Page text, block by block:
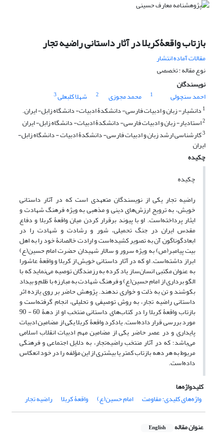
بازتاب واقعۀکربلا در آثار داستانی راضیه تجار
مقالات آماده انتشار
نوع مقاله : تخصصی
نویسندگان
احمد سنچولی
1 محمد مجوزی 2 شهلا کلبعلی3
1 دانشیار- زبان و ادبیات فارسی- دانشکدۀ ادبیات- دانشگاه زابل- ایران.
2استادیار- زبان و ادبیات فارسی- دانشکدۀ ادبیات- دانشگاه زابل- ایران
3کارشناسی ارشد زبان و ادبیات فارسی- دانشکدۀ ادبیات - دانشگاه زابل-
ایران
چکیده
چکیده
راضیه تجار یکی از نویسندگان متعهدی است که در آثار داستانی
خویش، به ترویج ارزش‌های دینی و مذهبی به ویژه فرهنگ شهادت و
ایثار پرداخته‌است. او با پیوند برقرار کردن میان واقعۀ کربلا و دفاع
مقدس ایران در جنگ تحمیلی، شور و رشادت و شهادت را در
ابعادگوناگون آن به تصویر کشیده‌است و ارادت خالصانۀ خود را به اهل
بیت پیامبر(ص) به ویژه سرور و سالار شهیدان حضرت امام حسین(ع)
ابراز داشته‌است. او که در آثار داستانی خویش از کربلا و واقعۀ عاشورا
به عنوان مکتبی انسان‌ساز یاد کرده به رزمندگان توصیه می‌نماید که با
الگو برداری از امام حسین(ع) و فرهنگ شهادت‌ به مبارزه با ظلم و بیداد
بکوشند و تن به ذلت و خواری ندهند. پژوهش حاضر بر روی یازده اثر
داستانی راضیه تجار، به روش توصیفی و تحلیلی، انجام گرفته‌است و
بازتاب واقعۀ کربلا را در کتاب‌های داستانی منتخب او از دهۀ 60 - 90
مورد بررسی قرار داده‌است. یادکرد واقعۀ کربلا یکی از مضامین ادبیات
پایداری و در عصر حاضر یکی از مضامین مهم ادبیات انقلاب اسلامی
می‌باشد؛ که در آثار منتخب راضیه‌تجار، به دلایل اجتماعی و فرهنگی
مربوط به هر دهه بازتاب کمتر یا بیشتری از این مؤلفه را در خود انعکاس
داده‌است.
کلیدواژه‌ها
واژه‌های کلیدی: مقاومت
امام حسین(ع) واقعۀ کربلا راضیه تجار
عنوان مقاله English